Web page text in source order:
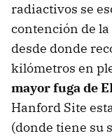
radiactivos se
contención de
desde donde
kilómetros en
mayor fuga de
Hanford Site
(donde tiene su